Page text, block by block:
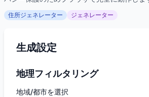
住所ジェネレーター ジェネレーター
生成設定
地理フィルタリング
地域/都市を選択